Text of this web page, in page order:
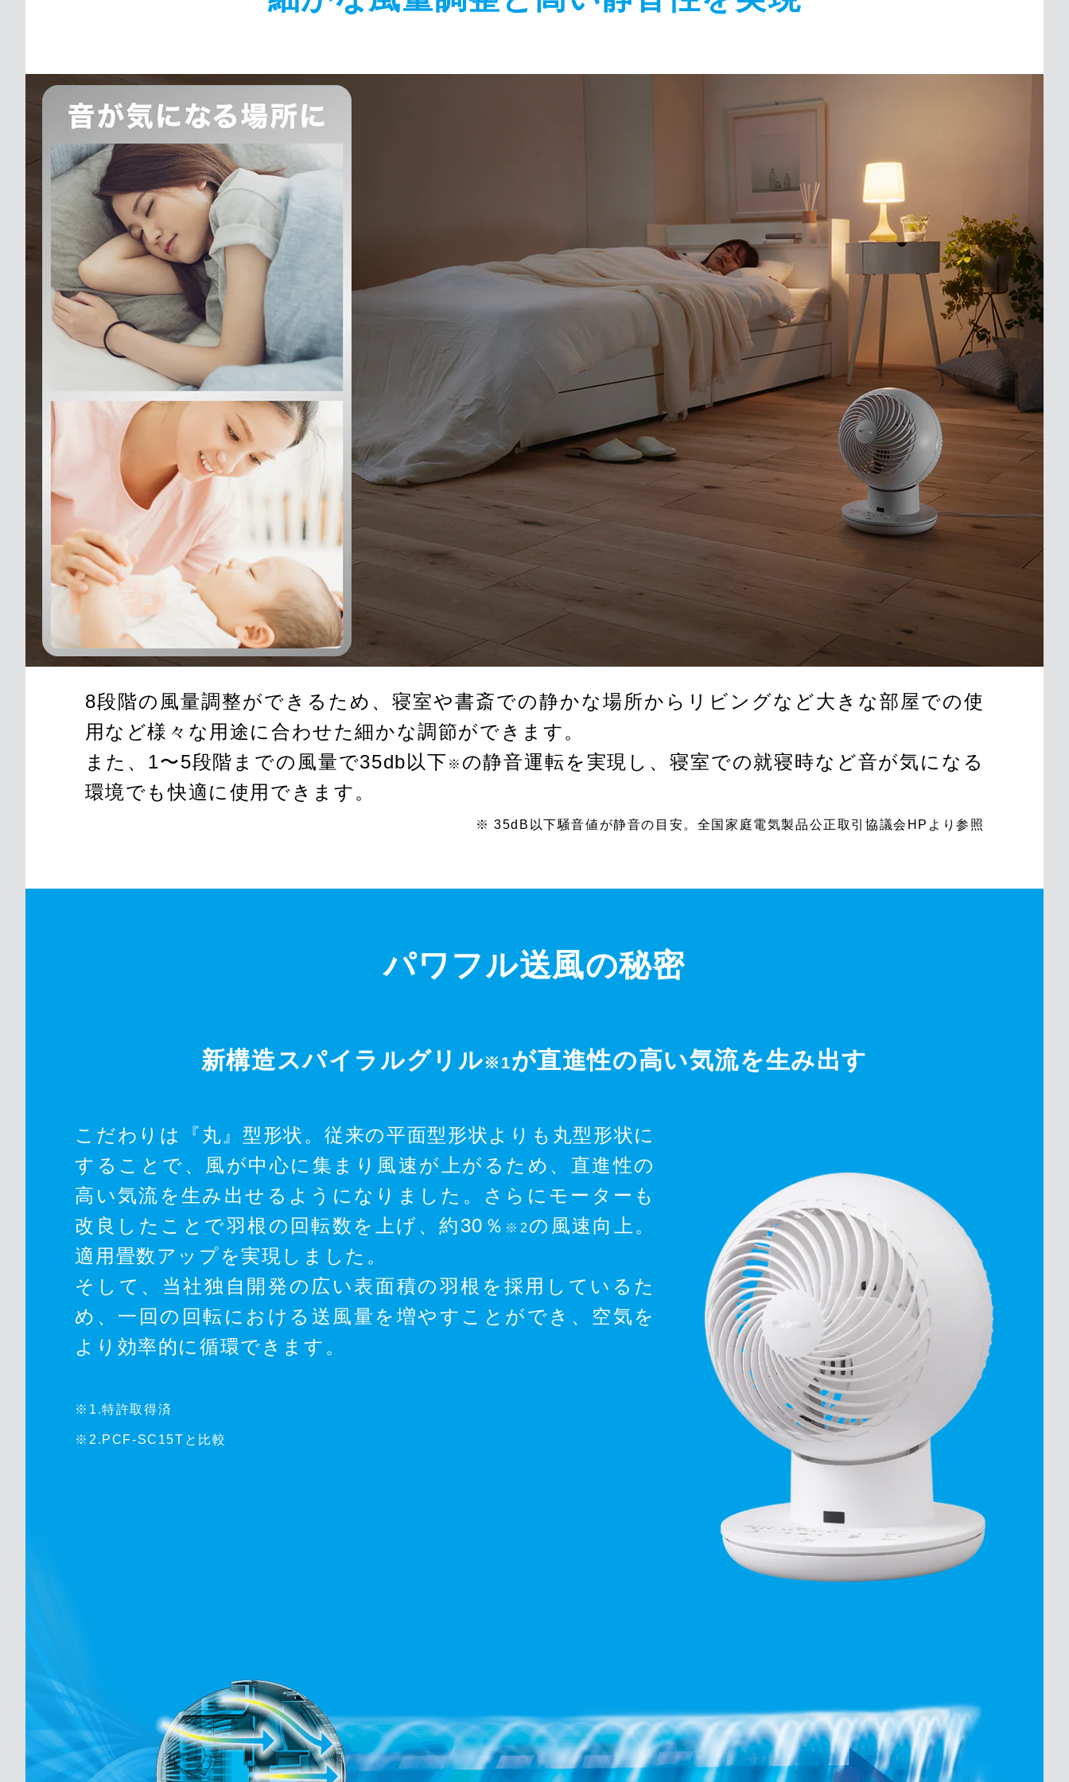
8段階の風量調整ができるため、寝室や書斎での静かな場所からリビングなど大きな部屋での使
用など様々な用途に合わせた細かな調節ができます。
また、1〜5段階までの風量で35db以下 ※ の静音運転を実現し、寝室での就寝時など音が気になる
環境でも快適に使用できます。
※ 35dB以下騒音値が静音の目安。全国家庭電気製品公正取引協議会HPより参照
パワフル送風の秘密
新構造スパイラルグリル※1が直進性の高い気流を生み出す
こだわりは『丸』型形状。従来の平面型形状よりも丸型形状に
することで、風が中心に集まり風速が上がるため、直進性の
高い気流を生み出せるようになりました。さらにモーターも
改良したことで羽根の回転数を上げ、約30％ ※2 の風速向上。
適用畳数アップを実現しました。
そして、当社独自開発の広い表面積の羽根を採用しているた
め、一回の回転における送風量を増やすことができ、空気を
より効率的に循環できます。
※1.特許取得済
※2.PCF-SC15Tと比較